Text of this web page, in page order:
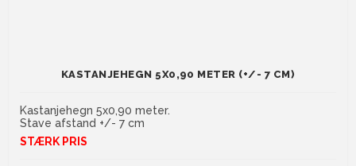
KASTANJEHEGN 5X0,90 METER (+/- 7 CM)
Kastanjehegn 5x0,90 meter.
Stave afstand +/- 7 cm
STÆRK PRIS